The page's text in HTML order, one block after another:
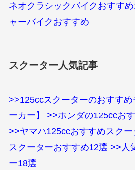
ネオクラシックバイクおすすめ
ャーバイクおすすめ
スクーター人気記事
>>125ccスクーターのおすすめ
ーカー】
>>ホンダの125ccお
>>ヤマハ125ccおすすめスクー
スクーターおすすめ12選 >>人
ー18選